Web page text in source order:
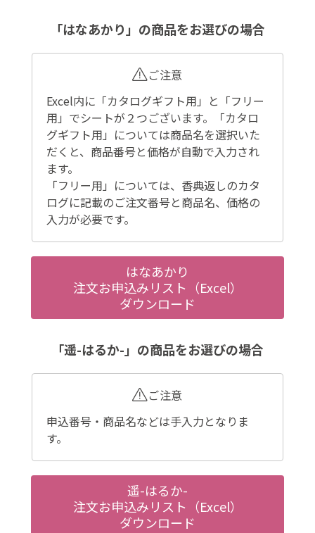
「はなあかり」の商品をお選びの場合
ご注意
Excel内に「カタログギフト用」と「フリー
用」でシートが２つございます。「カタロ
グギフト用」については商品名を選択いた
だくと、商品番号と価格が自動で入力され
ます。
「フリー用」については、香典返しのカタ
ログに記載のご注文番号と商品名、価格の
入力が必要です。
はなあかり
注文お申込みリスト（Excel）
ダウンロード
「遥-はるか-」の商品をお選びの場合
ご注意
申込番号・商品名などは手入力となりま
す。
遥-はるか-
注文お申込みリスト（Excel）
ダウンロード